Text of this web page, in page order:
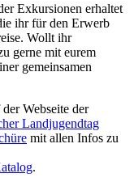
Exkursionen erhaltet
ihr für den Erwerb
Wollt ihr
gerne mit eurem
gemeinsamen
Webseite der
Landjugendtag
mit allen Infos zu
.